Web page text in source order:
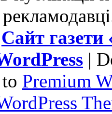
Сайт
|
Premium